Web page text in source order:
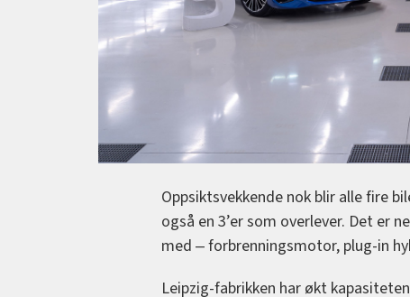
Oppsiktsvekkende nok blir alle fire
også en 3’er som overlever. Det er
med ‒ forbrenningsmotor, plug-in
Leipzig-fabrikken har økt